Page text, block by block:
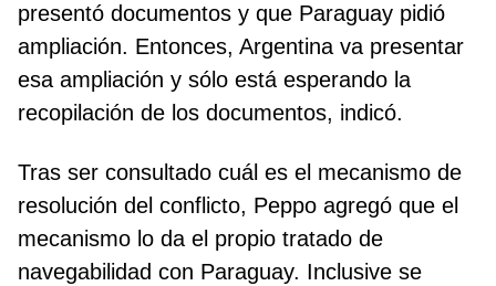
presentó documentos y que Paraguay pidió
ampliación. Entonces, Argentina va presentar
esa ampliación y sólo está esperando la
recopilación de los documentos, indicó.
Tras ser consultado cuál es el mecanismo de
resolución del conflicto, Peppo agregó que el
mecanismo lo da el propio tratado de
navegabilidad con Paraguay. Inclusive se